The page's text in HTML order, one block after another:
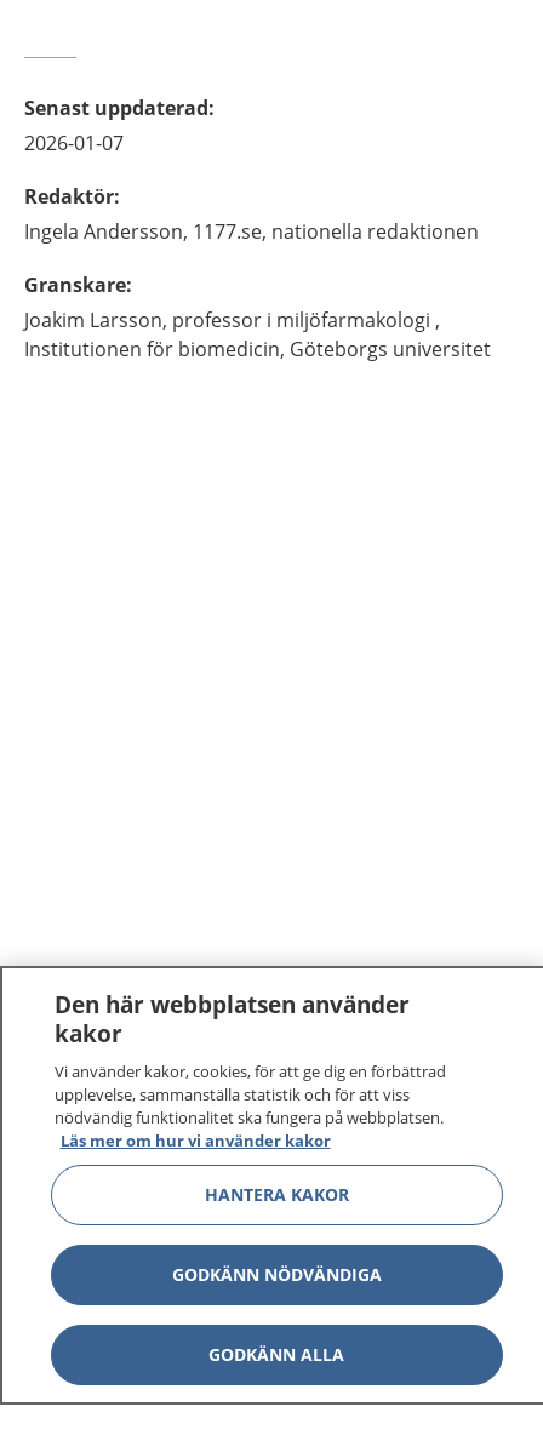
Senast uppdaterad:
2026-01-07
Redaktör:
Ingela Andersson, 1177.se, nationella redaktionen
Granskare:
Joakim Larsson, professor i miljöfarmakologi ,
Institutionen för biomedicin, Göteborgs universitet
1177–tryggt om din hälsa och vård
På 1177.se får du råd om hälsa och information om
sjukdomar och vilka mottagningar du kan kontakta.
Logga in för att läsa din journal och göra dina
vårdärenden. Ring telefonnummer 1177 för
sjukvårdsrådgivning dygnet runt.
1177 ger dig råd när du vill må bättre.
Den här webbplatsen använder
kakor
Vi använder kakor, cookies, för att ge dig en förbättrad
upplevelse, sammanställa statistik och för att viss
nödvändig funktionalitet ska fungera på webbplatsen.
Läs mer om hur vi använder kakor
HANTERA KAKOR
GODKÄNN NÖDVÄNDIGA
GODKÄNN ALLA